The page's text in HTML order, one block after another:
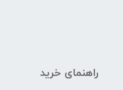
راهنمای خرید